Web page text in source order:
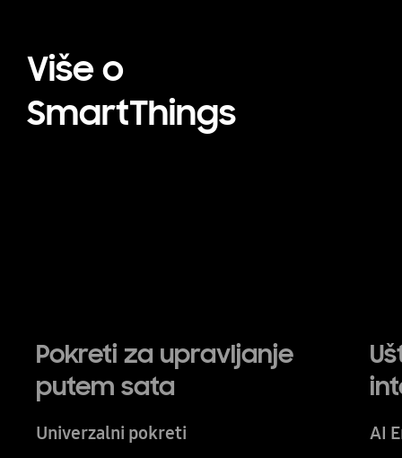
Više o
SmartThings
Pokreti za upravljanje
putem sata
Univerzalni pokreti AI